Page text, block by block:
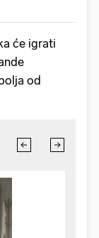
će igrati
od